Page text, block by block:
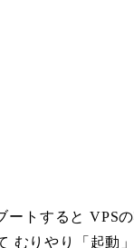
トすると VPS
むりやり「起